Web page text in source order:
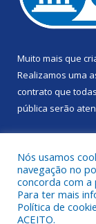
Muito mais que
Realizamos uma
contrato que
pública serão
Todos os
Nós usamos
navegação no
concorda com a
Para ter mais
Política de
ACEITO.